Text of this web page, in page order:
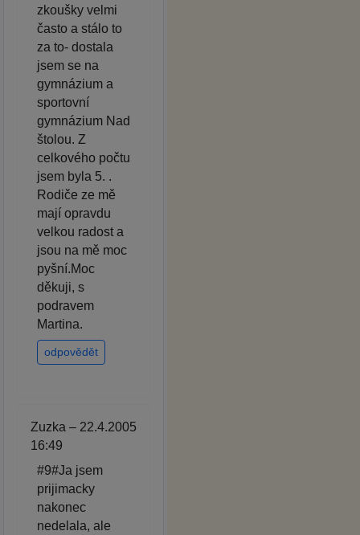
zkoušky velmi
často a stálo to
za to- dostala
jsem se na
gymnázium a
sportovní
gymnázium Nad
štolou. Z
celkového počtu
jsem byla 5. .
Rodiče ze mě
mají opravdu
velkou radost a
jsou na mě moc
pyšní.Moc
děkuji, s
podravem
Martina.
odpovědět
Zuzka – 22.4.2005
16:49
#9#Ja jsem
prijimacky
nakonec
nedelala, ale